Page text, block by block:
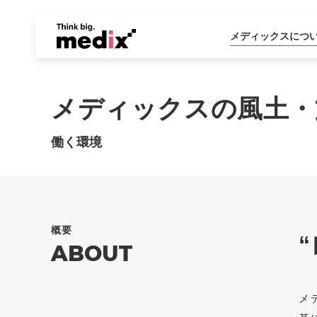
メディックスにつ
メディックスの風土
働く環境
概要
ABOUT
メ